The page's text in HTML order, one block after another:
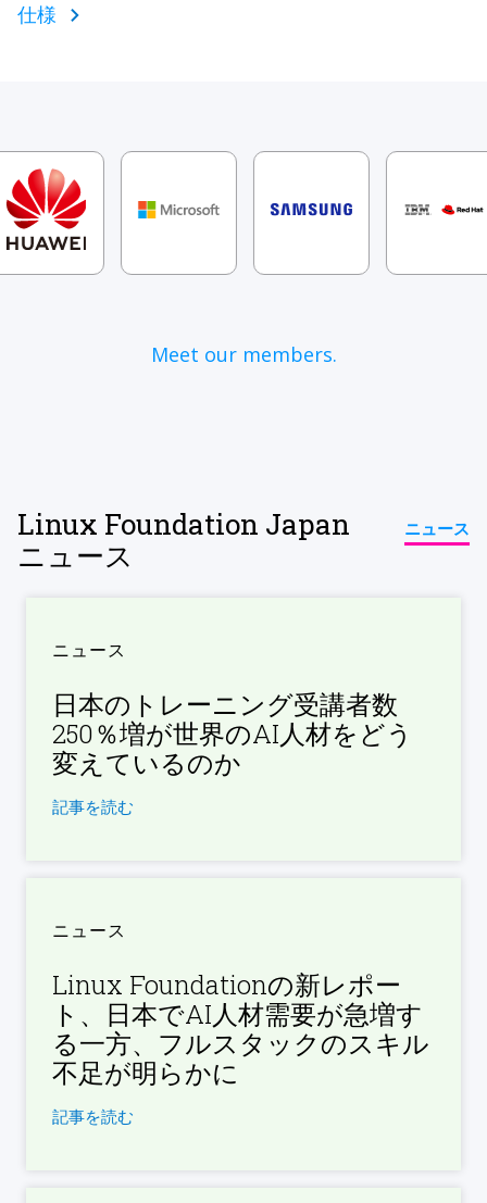
仕様
Meet our members.
Linux Foundation Japan
ニュース
ニュース
ニュース
日本のトレーニング受講者数
250％増が世界のAI人材をどう
変えているのか
記事を読む
ニュース
Linux Foundationの新レポー
ト、日本でAI人材需要が急増す
る一方、フルスタックのスキル
不足が明らかに
記事を読む